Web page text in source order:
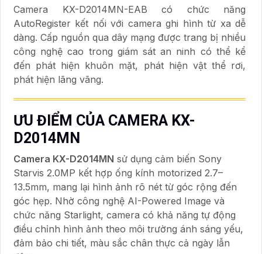
Camera KX-D2014MN-EAB có chức năng
AutoRegister kết nối với camera ghi hình từ xa dễ
dàng. Cấp nguồn qua dây mạng được trang bị nhiều
công nghệ cao trong giám sát an ninh có thể kể
đến phát hiện khuôn mặt, phát hiện vật thể rơi,
phát hiện lãng vãng.
ƯU ĐIỂM CỦA CAMERA KX-
D2014MN
Camera KX-D2014MN sử dụng cảm biến Sony
Starvis 2.0MP kết hợp ống kính motorized 2.7–
13.5mm, mang lại hình ảnh rõ nét từ góc rộng đến
góc hẹp. Nhờ công nghệ AI-Powered Image và
chức năng Starlight, camera có khả năng tự động
điều chỉnh hình ảnh theo môi trường ánh sáng yếu,
đảm bảo chi tiết, màu sắc chân thực cả ngày lẫn